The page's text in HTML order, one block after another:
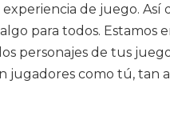
de juego.
para todos.
personajes de tus
jugadores como tú, tan